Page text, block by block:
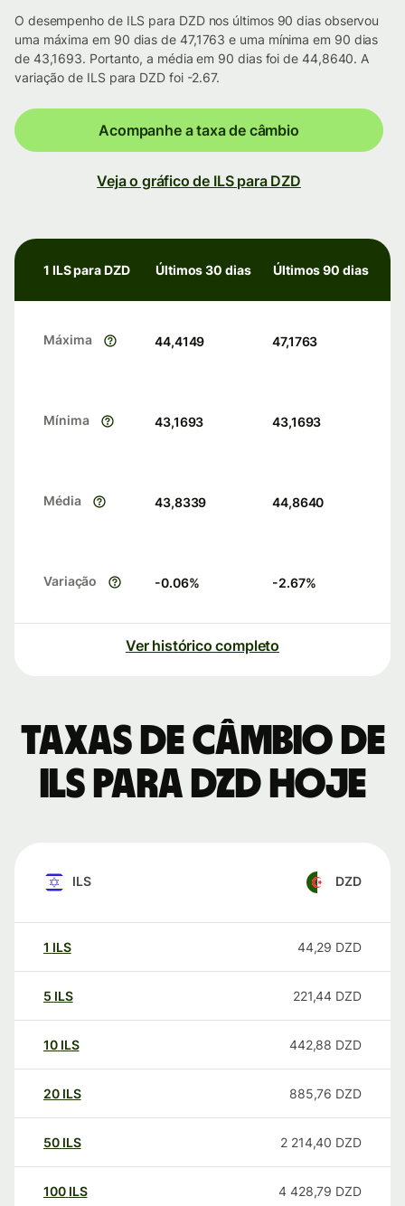
O desempenho de ILS para DZD nos últimos 90 dias observou
uma máxima em 90 dias de 47,1763 e uma mínima em 90 dias
de 43,1693. Portanto, a média em 90 dias foi de 44,8640. A
variação de ILS para DZD foi -2.67.
Acompanhe a taxa de câmbio
Veja o gráfico de ILS para DZD
1 ILS para DZD Últimos 30 dias Últimos 90 dias
Máxima 44,4149 47,1763
Mínima 43,1693 43,1693
Média 43,8339 44,8640
Variação -0.06% -2.67%
Ver histórico completo
Taxas de câmbio de
ILS para DZD hoje
ILS DZD
1 ILS 44,29 DZD
5 ILS 221,44 DZD
10 ILS 442,88 DZD
20 ILS 885,76 DZD
50 ILS 2 214,40 DZD
100 ILS 4 428,79 DZD